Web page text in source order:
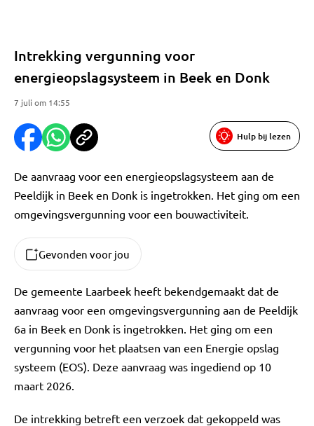
Intrekking vergunning voor
energieopslagsysteem in Beek en Donk
7 juli om 14:55
Hulp bij lezen
De aanvraag voor een energieopslagsysteem aan de
Peeldijk in Beek en Donk is ingetrokken. Het ging om een
omgevingsvergunning voor een bouwactiviteit.
Gevonden voor jou
De gemeente Laarbeek heeft bekendgemaakt dat de
aanvraag voor een omgevingsvergunning aan de Peeldijk
6a in Beek en Donk is ingetrokken. Het ging om een
vergunning voor het plaatsen van een Energie opslag
systeem (EOS). Deze aanvraag was ingediend op 10
maart 2026.
De intrekking betreft een verzoek dat gekoppeld was